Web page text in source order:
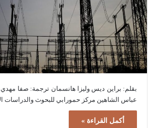
بقلم: براين ديس وليزا هانسمان ترجمة: صفا
عباس الشاهين مركز حمورابي للبحوث والدراسات
أكمل القراءة »